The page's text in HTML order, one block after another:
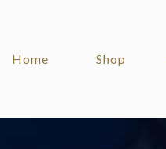
Home Shop